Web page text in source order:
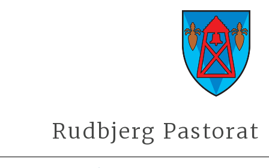
Rudbjerg Pastorat